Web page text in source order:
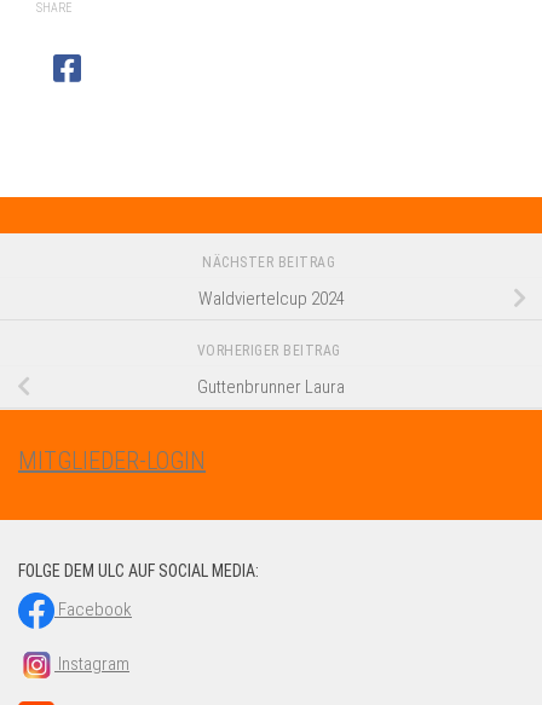
SHARE
NÄCHSTER BEITRAG
Waldviertelcup 2024
VORHERIGER BEITRAG
Guttenbrunner Laura
MITGLIEDER-LOGIN
FOLGE DEM ULC AUF SOCIAL MEDIA:
Facebook
Instagram